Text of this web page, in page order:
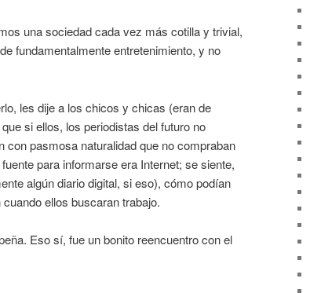
una sociedad cada vez más cotilla y trivial,
fundamentalmente entretenimiento, y no
les dije a los chicos y chicas (eran de
si ellos, los periodistas del futuro no
con pasmosa naturalidad que no compraban
para informarse era Internet; se siente,
algún diario digital, si eso), cómo podían
ellos buscaran trabajo.
Eso sí, fue un bonito reencuentro con el